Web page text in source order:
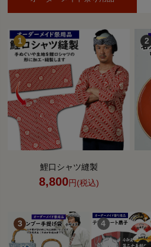
鯉口シャツ縫製
8,800円(税込)